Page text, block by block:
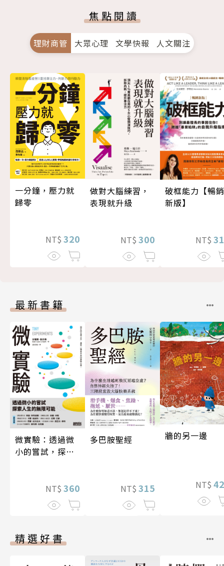
焦點閱讀
理財商管 大眾心理 文學快報 人文關注
一分鐘，壓力就
歸零
NT$ 320
做對大腦練習，
表現就升級
NT$ 300
破框能力【暢銷
新版】
NT$
最新書籍
微實驗：透過微
小的嘗試，探索
NT$ 360
多巴胺聖經
NT$ 315
牆的另一邊
NT$
精選好書